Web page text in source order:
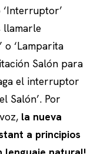
‘Interruptor’
llamarle
o ‘Lamparita
Salón para
el interruptor
Salón’. Por
la nueva
a principios